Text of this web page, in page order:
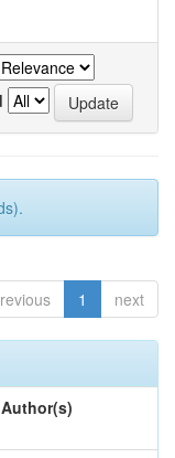
1 next
Author(s)